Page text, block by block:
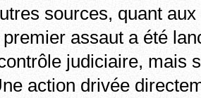
sources, quant
premier assaut a été
judiciaire, mais
action drivée